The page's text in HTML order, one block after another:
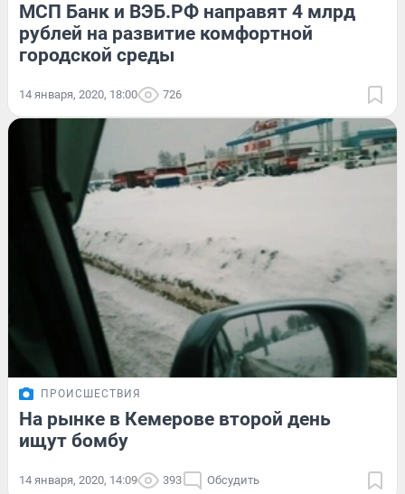
МСП Банк и ВЭБ.РФ направят 4 млрд
рублей на развитие комфортной
городской среды
14 января, 2020, 18:00 726
ПРОИСШЕСТВИЯ
На рынке в Кемерове второй день
ищут бомбу
14 января, 2020, 14:09 393 Обсудить